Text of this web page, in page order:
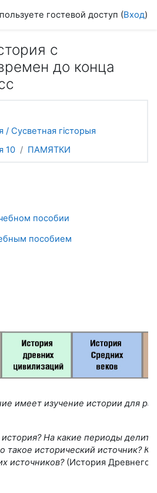
гостевой доступ (Вход)
с
до конца
Сусветная гісторыя
10
ПАМЯТКИ
пособииСтраница
пособиемСтраница
имеет изучение истории для
история? На какие периоды
такое исторический источник?
источников? (История Древнего